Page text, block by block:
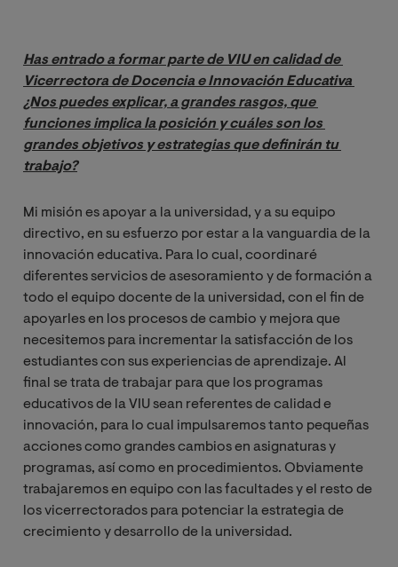
Has entrado a formar parte de VIU en calidad de
Vicerrectora de Docencia e Innovación Educativa
¿Nos puedes explicar, a grandes rasgos, que
funciones implica la posición y cuáles son los
grandes objetivos y estrategias que definirán tu
trabajo?
Mi misión es apoyar a la universidad, y a su equipo
directivo, en su esfuerzo por estar a la vanguardia de la
innovación educativa. Para lo cual, coordinaré
diferentes servicios de asesoramiento y de formación a
todo el equipo docente de la universidad, con el fin de
apoyarles en los procesos de cambio y mejora que
necesitemos para incrementar la satisfacción de los
estudiantes con sus experiencias de aprendizaje. Al
final se trata de trabajar para que los programas
educativos de la VIU sean referentes de calidad e
innovación, para lo cual impulsaremos tanto pequeñas
acciones como grandes cambios en asignaturas y
programas, así como en procedimientos. Obviamente
trabajaremos en equipo con las facultades y el resto de
los vicerrectorados para potenciar la estrategia de
crecimiento y desarrollo de la universidad.